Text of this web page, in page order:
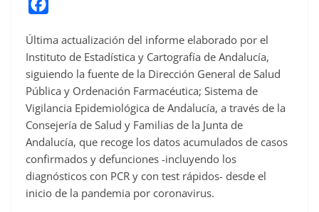
c
e
b
o
o
k
Última actualización del informe elaborado por el
Instituto de Estadística y Cartografía de Andalucía,
siguiendo la fuente de la Dirección General de Salud
Pública y Ordenación Farmacéutica; Sistema de
Vigilancia Epidemiológica de Andalucía, a través de la
Consejería de Salud y Familias de la Junta de
Andalucía, que recoge los datos acumulados de casos
confirmados y defunciones -incluyendo los
diagnósticos con PCR y con test rápidos- desde el
inicio de la pandemia por coronavirus.